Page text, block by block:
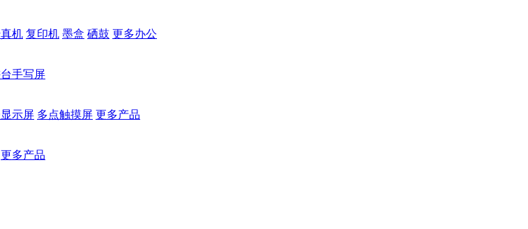
机 复印机 墨盒 硒鼓 更多办公
手写屏
示屏 多点触摸屏 更多产品
更多产品